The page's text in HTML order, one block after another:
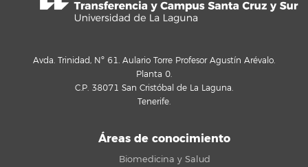
Avda. Trinidad, Nº 61. Aulario Torre Profesor Agustín Arévalo.
Planta 0.
C.P. 38071 San Cristóbal de La Laguna.
Tenerife.
Áreas de conocimiento
Biomedicina y Salud